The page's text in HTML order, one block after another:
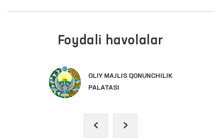
Foydali havolalar
OLIY MAJLIS QONUNCHILIK
PALATASI
‹ ›